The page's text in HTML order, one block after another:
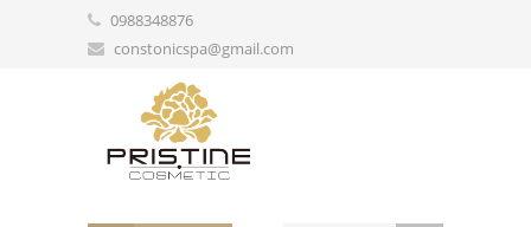
0988348876
constonicspa@gmail.com